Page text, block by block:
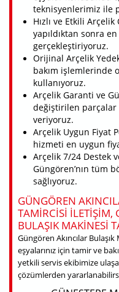
teknisyenlerimiz ile
Hızlı ve Etkili
yapıldıktan sonra
gerçekleştiriyoruz.
Orijinal Arçelik
bakım işlemlerinde
kullanıyoruz.
Arçelik Garanti ve
değiştirilen
veriyoruz.
Arçelik Uygun Fiyat
hizmeti en uygun
Arçelik 7/24 Destek
Güngören’nın tüm
sağlıyoruz.
GÜNGÖREN
TAMIRCISI ILETIŞIM,
BULAŞIK MAKINESI
Güngören Akıncılar
eşyalarınız için tamir ve
yetkili servis ekibimize
çözümlerden